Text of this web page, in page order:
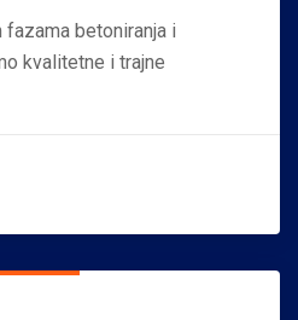
betoniranja i
kvalitetne i trajne